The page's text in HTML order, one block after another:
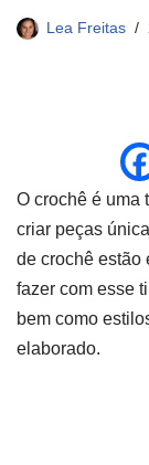
Lea Freitas
O crochê é uma
criar peças
de crochê estão
fazer com esse
bem como
elaborado.